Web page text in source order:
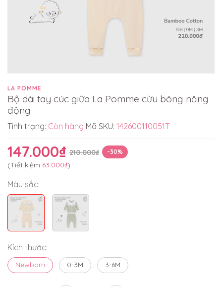
LA POMME
Bộ dài tay cúc giữa La Pomme cừu bông năng
động
Tình trạng: Còn hàng Mã SKU: 142600110051T
147.000₫ 210.000₫ -30%
(Tiết kiệm 63.000₫)
Màu sắc:
Kích thước:
Newborn 0-3M 3-6M